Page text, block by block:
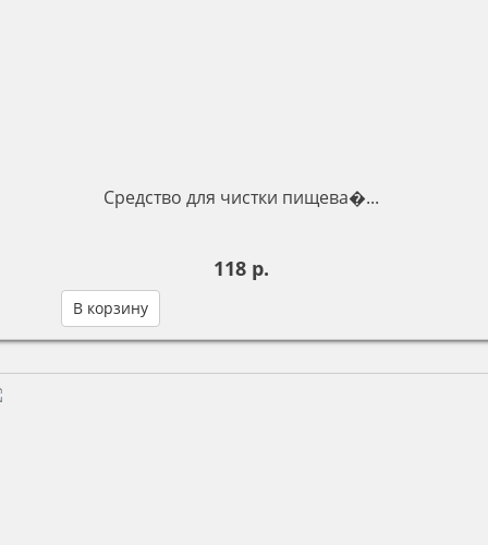
Средство для чистки пищева�...
118 р.
В корзину